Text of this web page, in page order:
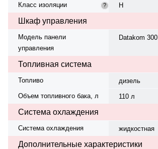
Класс изоляции
? H
Шкаф управления
Модель панели
управления
Datakom 300
Топливная система
Топливо
дизель
Объем топливного бака, л
110 л
Система охлаждения
Система охлаждения жидкостная
Дополнительные характеристики